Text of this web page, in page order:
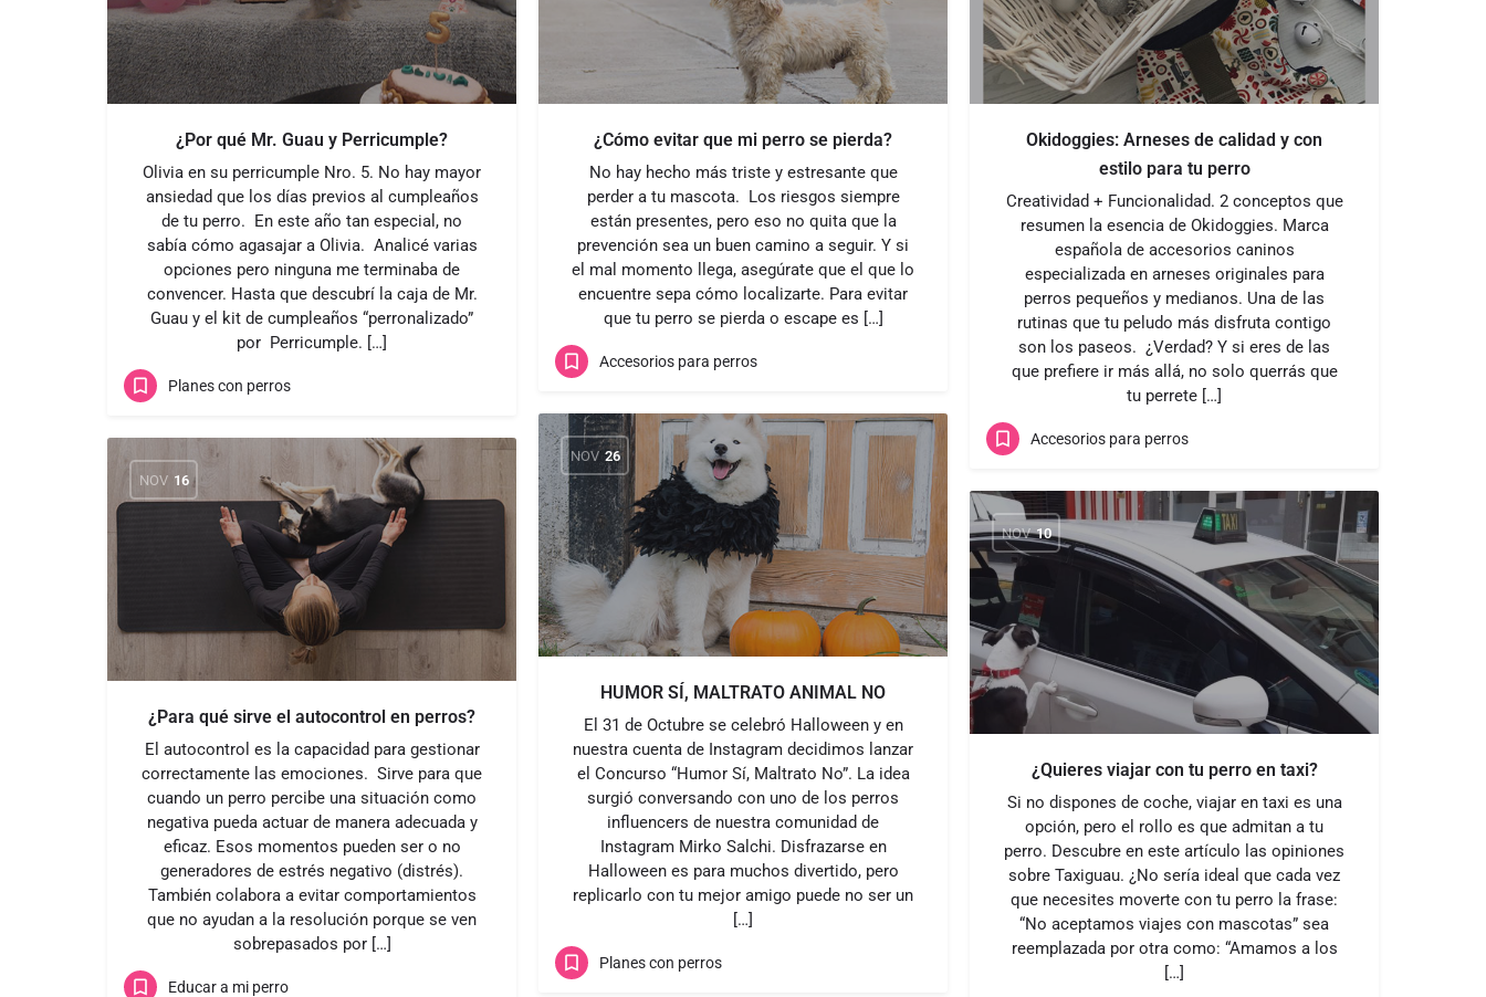
¿Por qué Mr. Guau y Perricumple?
​Olivia en su perricumple Nro. 5. No hay mayor
ansiedad que los días previos al cumpleaños
de tu perro. En este año tan especial, no
sabía cómo agasajar a Olivia. Analicé varias
opciones pero ninguna me terminaba de
convencer. Hasta que descubrí la caja de Mr.
Guau y el kit de cumpleaños “perronalizado”
por Perricumple. […]
Planes con perros
¿Cómo evitar que mi perro se pierda?
No hay hecho más triste y estresante que
perder a tu mascota. Los riesgos siempre
están presentes, pero eso no quita que la
prevención sea un buen camino a seguir. Y si
el mal momento llega, asegúrate que el que lo
encuentre sepa cómo localizarte. Para evitar
que tu perro se pierda o escape es […]
Accesorios para perros
Okidoggies: Arneses de calidad y con
estilo para tu perro
Creatividad + Funcionalidad. 2 conceptos que
resumen la esencia de Okidoggies. Marca
española de accesorios caninos
especializada en arneses originales para
perros pequeños y medianos. Una de las
rutinas que tu peludo más disfruta contigo
son los paseos. ¿Verdad? Y si eres de las
que prefiere ir más allá, no solo querrás que
tu perrete […]
Accesorios para perros
NOV 26
HUMOR SÍ, MALTRATO ANIMAL NO
El 31 de Octubre se celebró Halloween y en
nuestra cuenta de Instagram decidimos lanzar
el Concurso “Humor Sí, Maltrato No”. La idea
surgió conversando con uno de los perros
influencers de nuestra comunidad de
Instagram Mirko Salchi. Disfrazarse en
Halloween es para muchos divertido, pero
replicarlo con tu mejor amigo puede no ser un
[…]
Planes con perros
NOV 16
¿Para qué sirve el autocontrol en perros?
El autocontrol es la capacidad para gestionar
correctamente las emociones. Sirve para que
cuando un perro percibe una situación como
negativa pueda actuar de manera adecuada y
eficaz. Esos momentos pueden ser o no
generadores de estrés negativo (distrés).
También colabora a evitar comportamientos
que no ayudan a la resolución porque se ven
sobrepasados por […]
Educar a mi perro
NOV 10
¿Quieres viajar con tu perro en taxi?
Si no dispones de coche, viajar en taxi es una
opción, pero el rollo es que admitan a tu
perro. Descubre en este artículo las opiniones
sobre Taxiguau. ¿No sería ideal que cada vez
que necesites moverte con tu perro la frase:
“No aceptamos viajes con mascotas” sea
reemplazada por otra como: “Amamos a los
[…]